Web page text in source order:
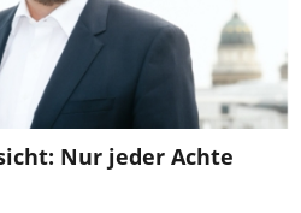
Nur jeder Achte